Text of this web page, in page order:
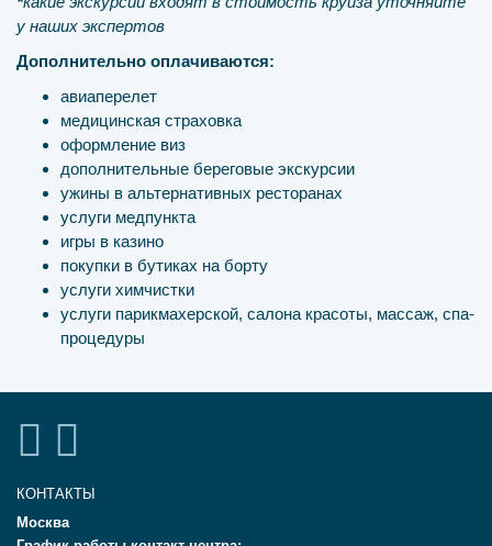
у наших экспертов
Дополнительно оплачиваются:
авиаперелет
медицинская страховка
оформление виз
дополнительные береговые экскурсии
ужины в альтернативных ресторанах
услуги медпункта
игры в казино
покупки в бутиках на борту
услуги химчистки
услуги парикмахерской, салона красоты, массаж, спа-
процедуры
КОНТАКТЫ
Москва